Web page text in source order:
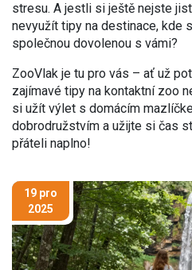
stresu. A jestli si ještě nejste
nevyužít tipy na destinace, kde
společnou dovolenou s vámi?
ZooVlak je tu pro vás – ať už
zajímavé tipy na kontaktní zoo
si užít výlet s domácím
dobrodružstvím a užijte si čas
přáteli naplno!
19 pro
2025